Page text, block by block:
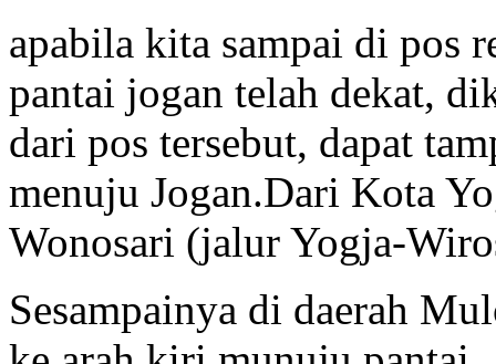
apabila kita sampai di pos
pantai jogan telah dekat,
dari pos tersebut, dapat
menuju Jogan.Dari Kota
Wonosari (jalur Yogja-
Sesampainya di daerah